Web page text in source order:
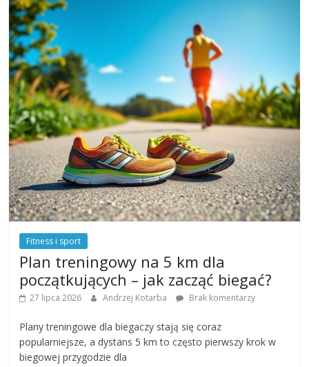
Fitness i sport
Plan treningowy na 5 km dla
początkujących – jak zacząć biegać?
27 lipca 2026 Andrzej Kotarba Brak komentarzy
Plany treningowe dla biegaczy stają się coraz
popularniejsze, a dystans 5 km to często pierwszy krok w
biegowej przygodzie dla